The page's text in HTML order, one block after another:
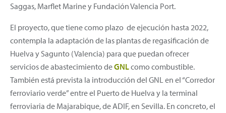
Saggas, Marflet Marine y Fundación Valencia Port.
El proyecto, que tiene como plazo de ejecución hasta 2022,
contempla la adaptación de las plantas de regasificación de
Huelva y Sagunto (Valencia) para que puedan ofrecer
servicios de abastecimiento deGNLcomo combustible.
También está prevista la introducción del GNL en el “Corredor
ferroviario verde” entre el Puerto de Huelva y la terminal
ferroviaria de Majarabique, de ADIF, en Sevilla. En concreto, el